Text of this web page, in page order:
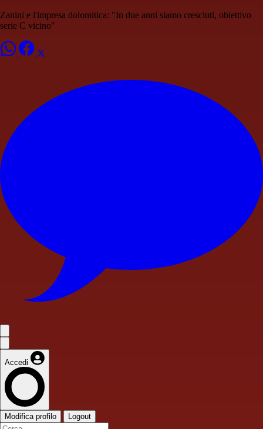
Zanini e l'impresa dolomitica: "In due anni siamo cresciuti, obiettivo
serie C vicino"
Accedi
Modifica profilo Logout